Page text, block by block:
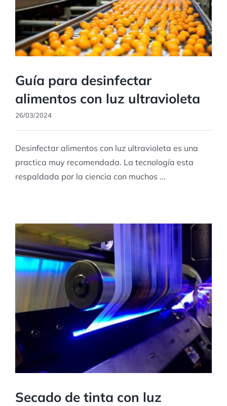
Guía para desinfectar
alimentos con luz ultravioleta
26/03/2024
Desinfectar alimentos con luz ultravioleta es una
practica muy recomendada. La tecnología esta
respaldada por la ciencia con muchos ...
Secado de tinta con luz